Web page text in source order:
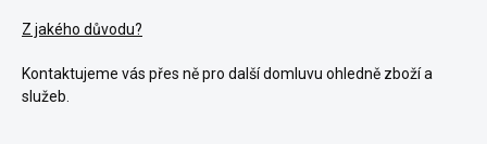
Z jakého důvodu?
Kontaktujeme vás přes ně pro další domluvu ohledně zboží a
služeb